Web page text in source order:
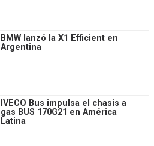
BMW lanzó la X1 Efficient en
Argentina
IVECO Bus impulsa el chasis a
gas BUS 170G21 en América
Latina